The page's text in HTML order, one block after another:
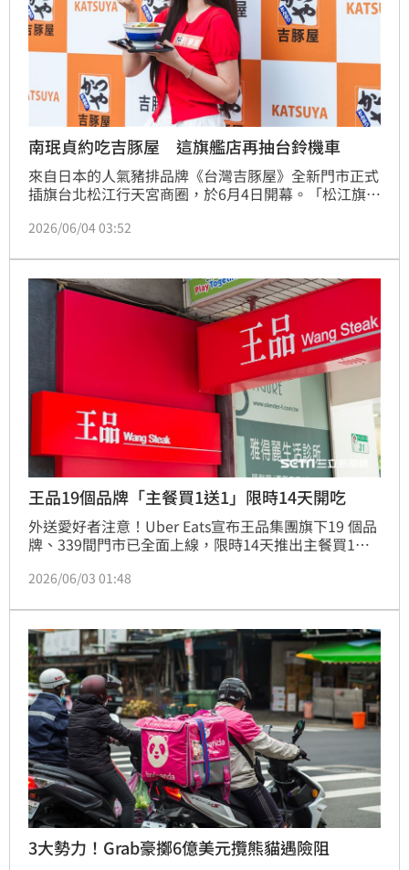
南珉貞約吃吉豚屋 這旗艦店再抽台鈴機車
來自日本的人氣豬排品牌《台灣吉豚屋》全新門市正式
插旗台北松江行天宮商圈，於6月4日開幕。「松江旗艦
近行天宮商圈與辦公聚落核心地段。慶松江旗艦店開
會將人氣車款台鈴SUZUKI SUI 125騎回家。
2026/06/04 03:52
王品19個品牌「主餐買1送1」限時14天開吃
外送愛好者注意！Uber Eats宣布王品集團旗下19 個品
牌、339間門市已全面上線，限時14天推出主餐買1送1
月將串聯，可享專屬優惠；另外，foodpanda今年端
名店粽，祭出優惠碼「生鮮一擊棒」，指定用戶滿額最
高享 79 折優惠。（賴俊佑）
2026/06/03 01:48
3大勢力！Grab豪擲6億美元攬熊貓遇險阻